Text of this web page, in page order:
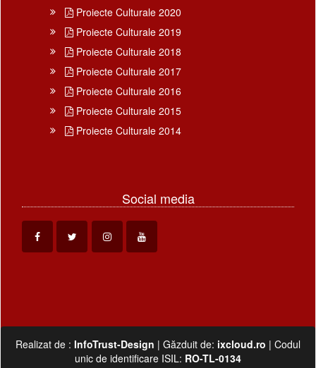
Proiecte Culturale 2020
Proiecte Culturale 2019
Proiecte Culturale 2018
Proiecte Culturale 2017
Proiecte Culturale 2016
Proiecte Culturale 2015
Proiecte Culturale 2014
Social media
Realizat de : InfoTrust-Design | Găzduit de: ixcloud.ro | Codul
unic de identificare ISIL: RO-TL-0134